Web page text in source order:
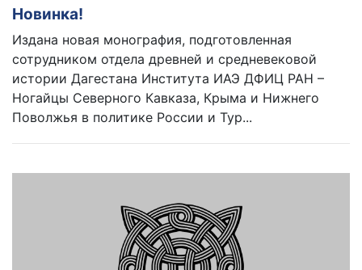
Новинка!
Издана новая монография, подготовленная
сотрудником отдела древней и средневековой
истории Дагестана Института ИАЭ ДФИЦ РАН –
Ногайцы Северного Кавказа, Крыма и Нижнего
Поволжья в политике России и Тур...